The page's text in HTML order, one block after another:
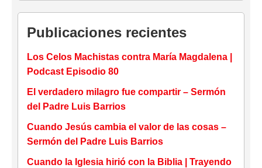
Publicaciones recientes
Los Celos Machistas contra María Magdalena |
Podcast Episodio 80
El verdadero milagro fue compartir – Sermón
del Padre Luis Barrios
Cuando Jesús cambia el valor de las cosas –
Sermón del Padre Luis Barrios
Cuando la Iglesia hirió con la Biblia | Trayendo